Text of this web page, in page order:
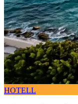
HOTELL